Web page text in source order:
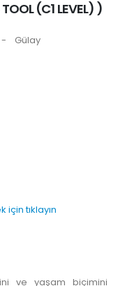
(C1 LEVEL) )
Gülay
tıklayın
ve yaşam biçimini